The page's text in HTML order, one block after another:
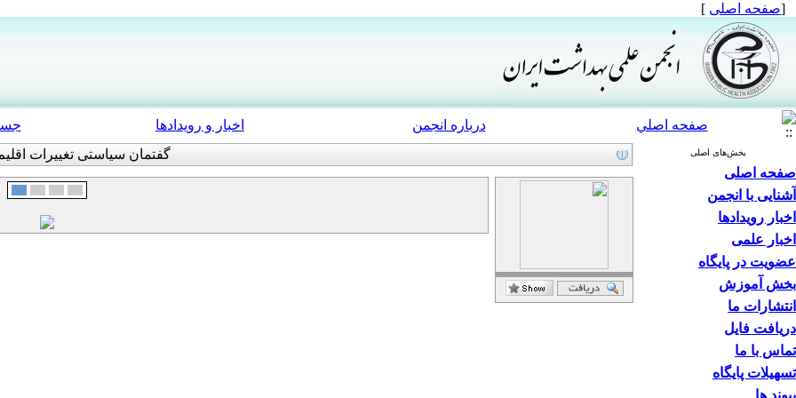
[صفحه اصلی ]
صفحه اصلي درباره انجمن اخبار و رویدادها
بخش‌های اصلی
صفحه اصلی
آشنایی با انجمن
اخبار رویدادها
اخبار علمی
عضویت در پایگاه
بخش آموزش
انتشارات ما
دریافت فایل
تماس با ما
تسهیلات پایگاه
پیوند ها
گفتمان سیاستی تغییرات